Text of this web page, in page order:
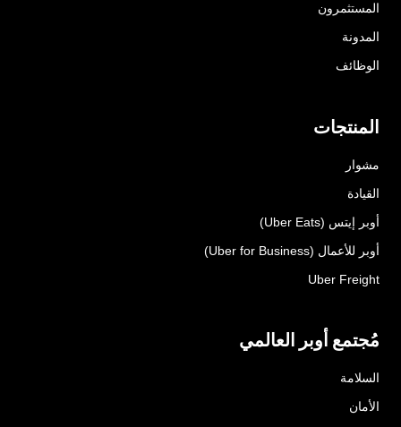
المستثمرون
المدونة
الوظائف
المنتجات
مشوار
القيادة
أوبر إيتس (Uber Eats)
أوبر للأعمال (Uber for Business)
Uber Freight
مُجتمع أوبر العالمي
السلامة
الأمان